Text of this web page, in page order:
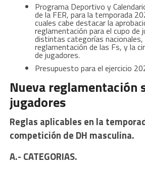
Programa Deportivo y
de la FER, para la temporada
cuales cabe destacar la
reglamentación para el cupo de
distintas categorías
reglamentación de las Fs, y la
de jugadores.
Presupuesto para el ejercicio
Nueva reglamentación
jugadores
Reglas aplicables en la
competición de DH masculina.
A.- CATEGORIAS.